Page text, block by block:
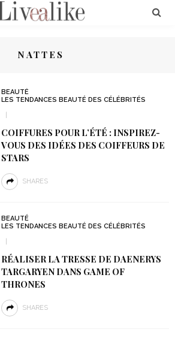
NATTES
BEAUTÉ
LES TENDANCES BEAUTÉ DES CÉLÉBRITÉS
COIFFURES POUR L’ÉTÉ : INSPIREZ-
VOUS DES IDÉES DES COIFFEURS DE
STARS
SHARES
BEAUTÉ
LES TENDANCES BEAUTÉ DES CÉLÉBRITÉS
RÉALISER LA TRESSE DE DAENERYS
TARGARYEN DANS GAME OF
THRONES
SHARES